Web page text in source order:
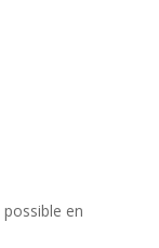
possible en